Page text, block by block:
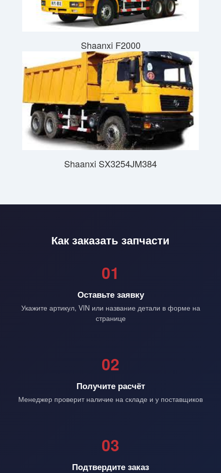
Shaanxi F2000
Shaanxi SX3254JM384
Как заказать запчасти
01
Оставьте заявку
Укажите артикул, VIN или название детали в форме на
странице
02
Получите расчёт
Менеджер проверит наличие на складе и у поставщиков
03
Подтвердите заказ